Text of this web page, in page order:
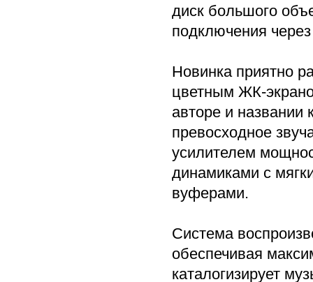
диск большого
подключения
Новинка приятно
цветным ЖК-
авторе и
превосходное
усилителем
динамиками с
вуферами.
Система
обеспечивая
каталогизирует